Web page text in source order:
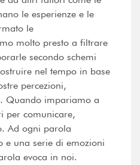
le esperienze e le
le
molto presto a filtrare
secondo schemi
nel tempo in base
percezioni,
Quando impariamo a
per comunicare,
Ad ogni parola
e una serie di emozioni
evoca in noi.